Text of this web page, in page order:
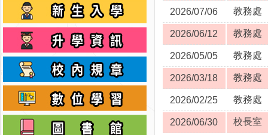
2026/07/06 教務處
2026/06/12 教務處
2026/05/05 教務處
2026/03/18 教務處
2026/02/25 教務處
2026/06/30 校長室